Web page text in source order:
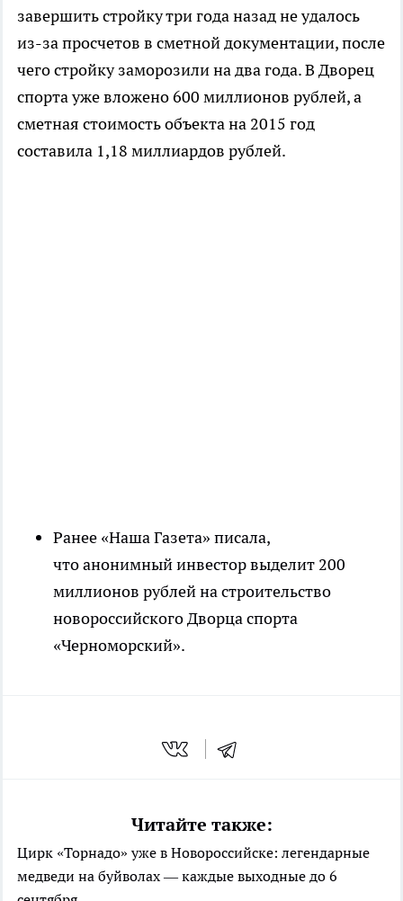
завершить стройку три года назад не удалось
из-за просчетов в сметной документации, после
чего стройку заморозили на два года. В Дворец
спорта уже вложено 600 миллионов рублей, а
сметная стоимость объекта на 2015 год
составила 1,18 миллиардов рублей.
Ранее «Наша Газета» писала,
что анонимный инвестор выделит 200
миллионов рублей на строительство
новороссийского Дворца спорта
«Черноморский».
Читайте также:
Цирк «Торнадо» уже в Новороссийске: легендарные
медведи на буйволах — каждые выходные до 6